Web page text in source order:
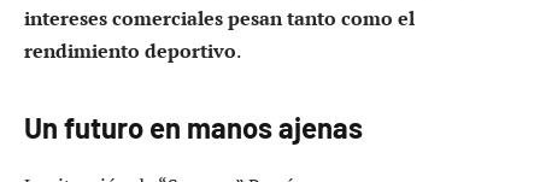
intereses comerciales pesan tanto como el
rendimiento deportivo.
Un futuro en manos ajenas